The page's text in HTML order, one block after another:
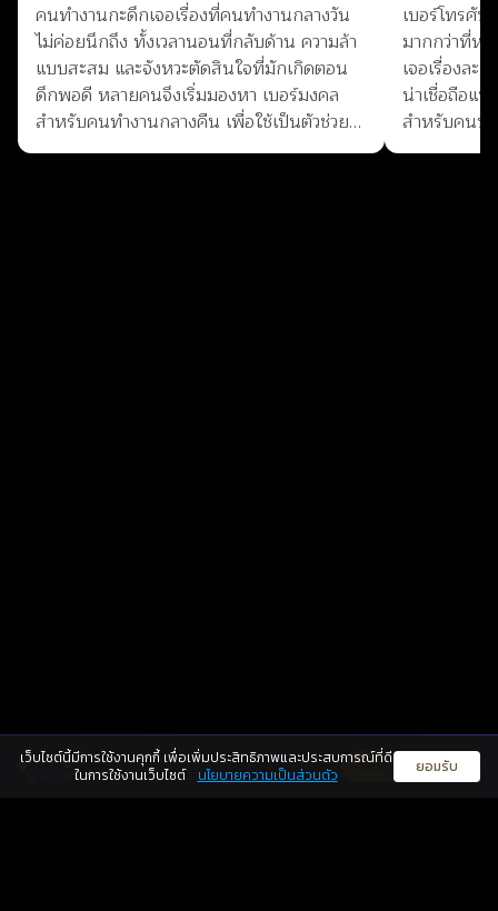
คนทำงานกะดึกเจอเรื่องที่คนทำงานกลางวัน
ไม่ค่อยนึกถึง ทั้งเวลานอนที่กลับด้าน ความล้า
แบบสะสม และจังหวะตัดสินใจที่มักเกิดตอน
ดึกพอดี หลายคนจึงเริ่มมองหา เบอร์มงคล
สำหรับคนทำงานกลางคืน เพื่อใช้เป็นตัวช่วย
ทา...
เบอร์โทรศั
มากกว่าที่ห
เจอเรื่องละ
น่าเชื่อถือแ
สำหรับคนทำ
เว็บไซต์นี้มีการใช้งานคุกกี้ เพื่อเพิ่มประสิทธิภาพและประสบการณ์ที่ดี
ในการใช้งานเว็บไซต์
นโยบายความเป็นส่วนตัว ยอมรับ
ดวงดูดี
รู้ก่อน พร้อมกว่า ทุกจังหวะชีวิต คลิกดูดวงฟรี